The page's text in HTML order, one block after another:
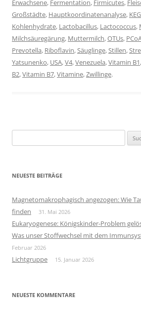
Erwachsene, Fermentation, Firmicutes,
Großstädte, Hauptkoordinatenanalyse,
Kohlenhydrate, Lactobacillus, Lactococcus,
Milchsäuregärung, Muttermilch,OTUs,
Prevotella, Riboflavin,Säuglinge,Stillen,
Yatsunenko, USA,V4,Venezuela,Vitamin B1,
B2,Vitamin B7,Vitamine,Zwillinge.
nach:
NEUESTE BEITRÄGE
Magnetomakrophagisch angezogen: Wie
finden
31. Mai 2026
Eukaryogenese: Königskinder-Problem
Was unser Stoffwechsel mit dem
Februar 2026
Lichtgruppe 15. Januar 2026
NEUESTE KOMMENTARE